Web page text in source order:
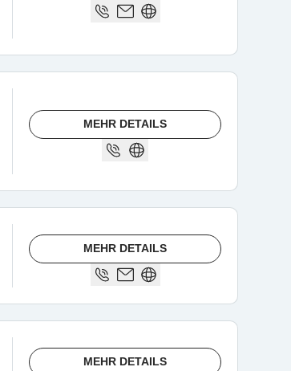
MEHR DETAILS
MEHR DETAILS
MEHR DETAILS